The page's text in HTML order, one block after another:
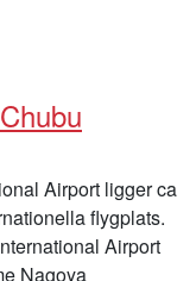
Airport ligger ca
flygplats.
Airport
Nagoya